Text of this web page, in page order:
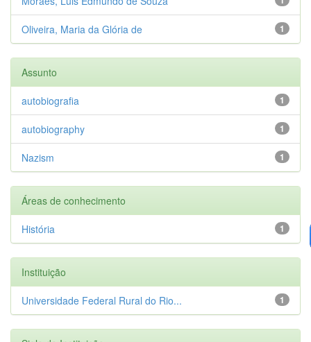
1
Oliveira, Maria da Glória de
Assunto
1
autobiografia
1
autobiography
1
Nazism
Áreas de conhecimento
1
História
Instituição
1
Universidade Federal Rural do Rio...